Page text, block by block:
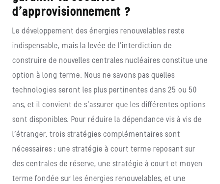
d’approvisionnement ?
Le développement des énergies renouvelables reste
indispensable, mais la levée de l’interdiction de
construire de nouvelles centrales nucléaires constitue une
option à long terme. Nous ne savons pas quelles
technologies seront les plus pertinentes dans 25 ou 50
ans, et il convient de s’assurer que les différentes options
sont disponibles. Pour réduire la dépendance vis à vis de
l’étranger, trois stratégies complémentaires sont
nécessaires : une stratégie à court terme reposant sur
des centrales de réserve, une stratégie à court et moyen
terme fondée sur les énergies renouvelables, et une